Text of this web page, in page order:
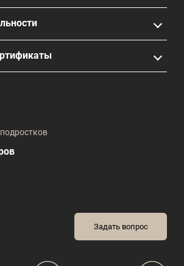
Задать вопрос